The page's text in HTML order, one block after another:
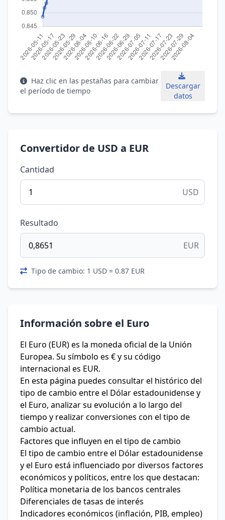
Haz clic en las pestañas para cambiar
el período de tiempo
Descargar
datos
Convertidor de USD a EUR
Cantidad
USD
Resultado
EUR
Tipo de cambio: 1 USD = 0.87 EUR
Información sobre el Euro
El Euro (EUR) es la moneda oficial de la Unión
Europea. Su símbolo es € y su código
internacional es EUR.
En esta página puedes consultar el histórico del
tipo de cambio entre el Dólar estadounidense y
el Euro, analizar su evolución a lo largo del
tiempo y realizar conversiones con el tipo de
cambio actual.
Factores que influyen en el tipo de cambio
El tipo de cambio entre el Dólar estadounidense
y el Euro está influenciado por diversos factores
económicos y políticos, entre los que destacan:
Política monetaria de los bancos centrales
Diferenciales de tasas de interés
Indicadores económicos (inflación, PIB, empleo)